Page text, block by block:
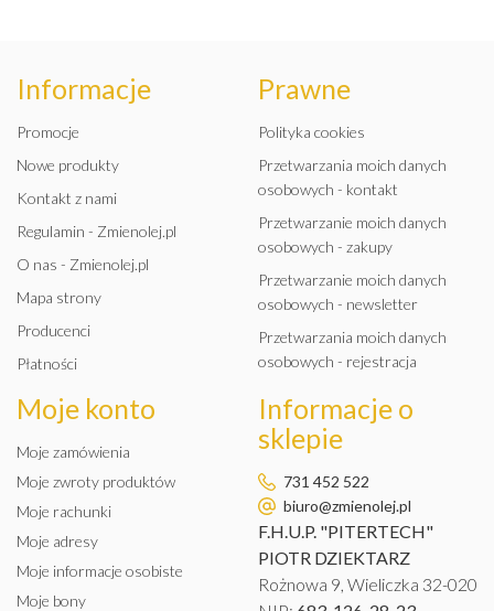
Informacje
Promocje
Nowe produkty
Kontakt z nami
Regulamin - Zmienolej.pl
O nas - Zmienolej.pl
Mapa strony
Producenci
Płatności
Prawne
Polityka cookies
Przetwarzania moich danych
osobowych - kontakt
Przetwarzanie moich danych
osobowych - zakupy
Przetwarzanie moich danych
osobowych - newsletter
Przetwarzania moich danych
osobowych - rejestracja
Moje konto
Moje zamówienia
Moje zwroty produktów
Moje rachunki
Moje adresy
Moje informacje osobiste
Moje bony
Informacje o
sklepie
731 452 522
biuro@zmienolej.pl
F.H.U.P. "PITERTECH"
PIOTR DZIEKTARZ
Rożnowa 9, Wieliczka 32-020